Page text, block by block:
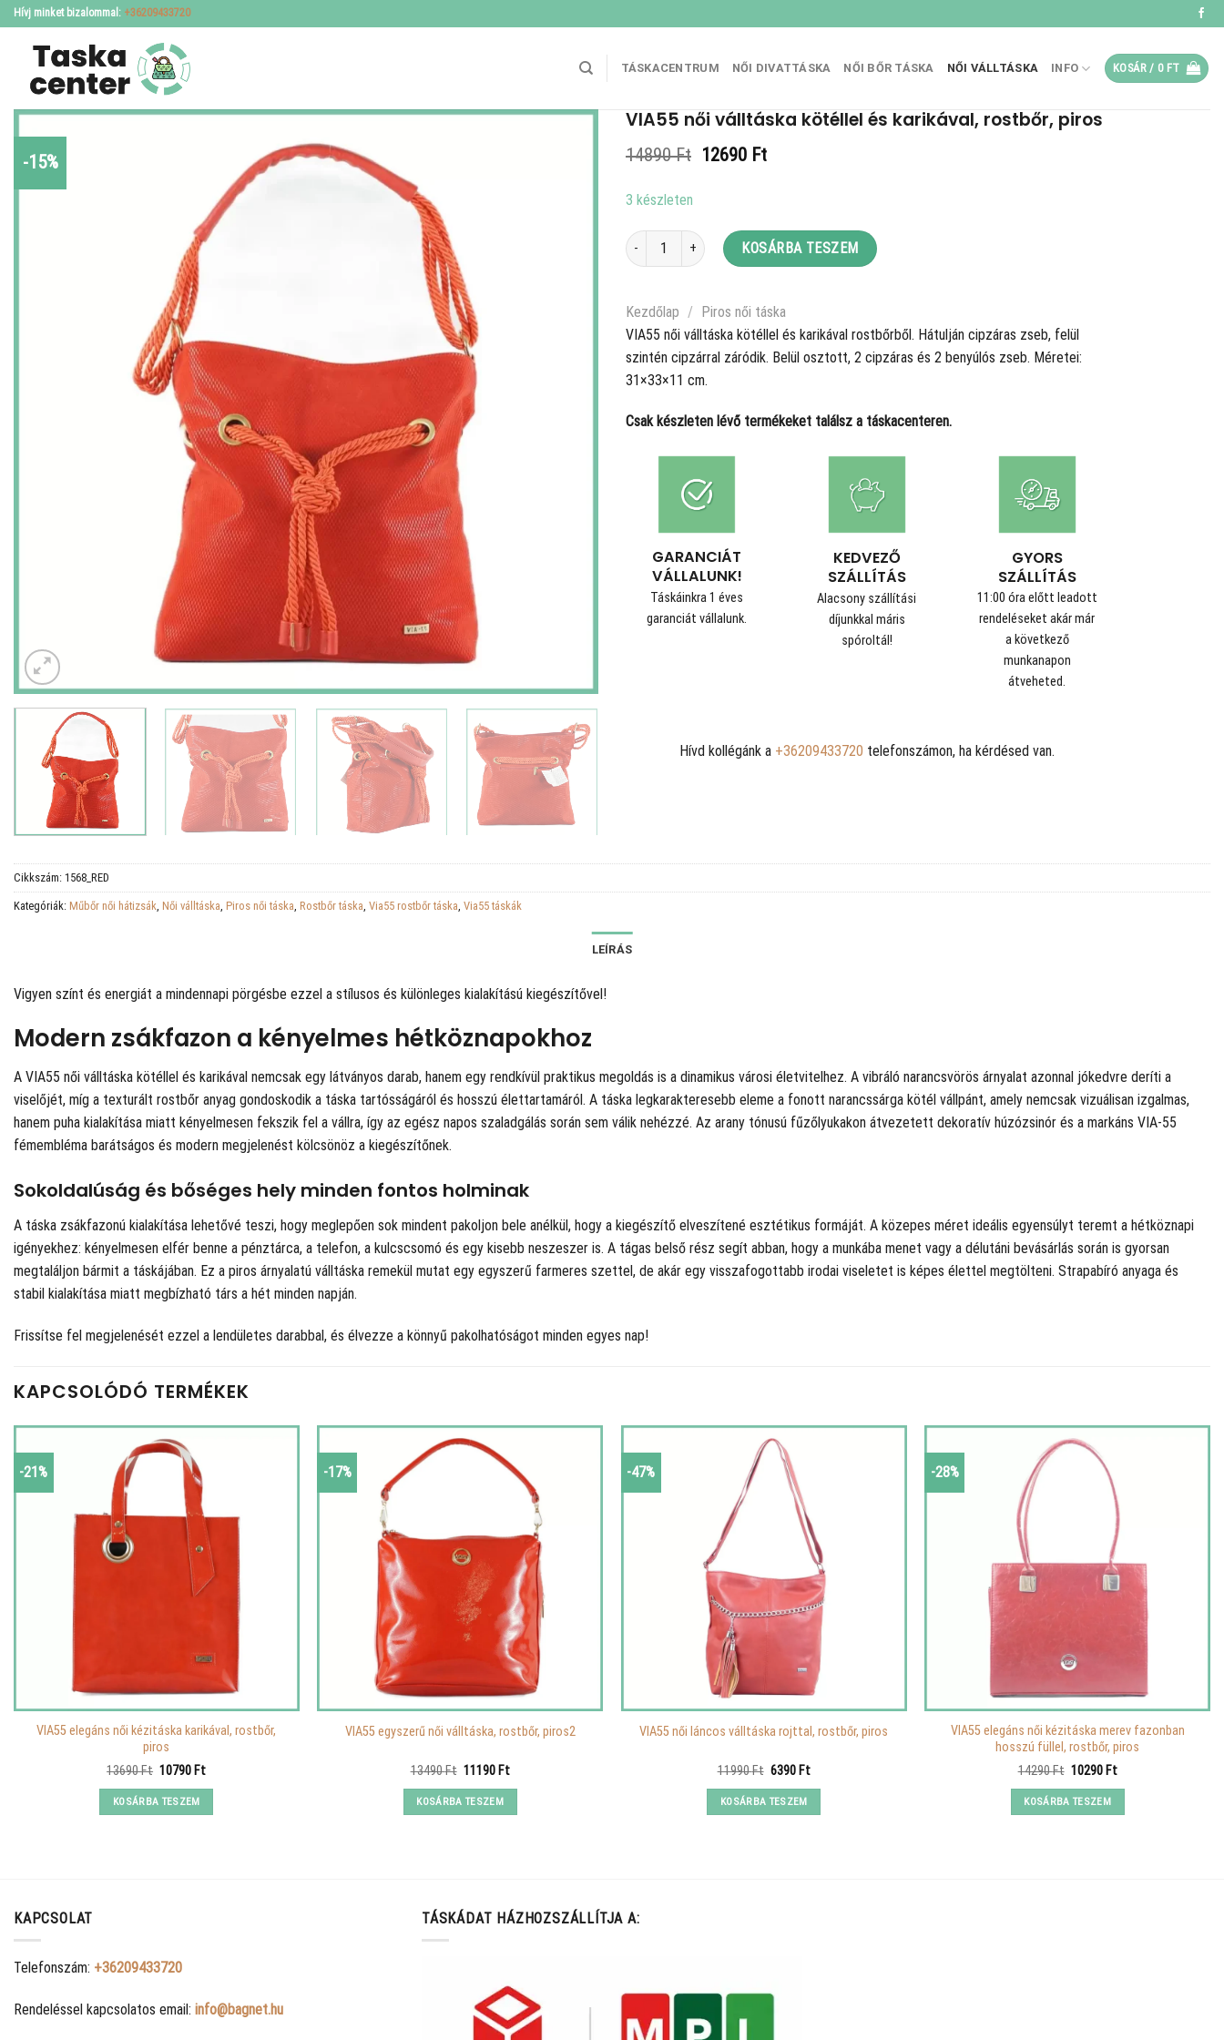
Skip
to
content
Hívj minket bizalommal: +36209433720
TÁSKACENTRUM NŐI DIVATTÁSKA NŐI BŐR TÁSKA NŐI VÁLLTÁSKA INFO KOSÁR / 0 FT
-15%
VIA55 női válltáska kötéllel és karikával, rostbőr, piros
14890Ft Original
12690 FtCurrent
3 készleten
VIA55 női válltáska kötéllel és karikával, rostbőr, piros mennyiség
KOSÁRBA TESZEM
Kezdőlap / Piros női táska
VIA55 női válltáska kötéllel és karikával rostbőrből. Hátulján cipzáras zseb, felül
szintén cipzárral záródik. Belül osztott, 2 cipzáras és 2 benyúlós zseb. Méretei:
31×33×11 cm.
Csak készleten lévő termékeket találsz a táskacenteren.
GARANCIÁT
VÁLLALUNK!
Táskáinkra 1 éves
garanciát vállalunk.
KEDVEZŐ
SZÁLLÍTÁS
Alacsony szállítási
díjunkkal máris
spóroltál!
GYORS
SZÁLLÍTÁS
11:00 óra előtt leadott
rendeléseket akár már
a következő
munkanapon
átveheted.
Hívd kollégánk a +36209433720 telefonszámon, ha kérdésed van.
Cikkszám: 1568_RED
Kategóriák: Műbőr női hátizsák Női válltáska Piros női táska Rostbőr táska Via55 rostbőr táska Via55 táskák
LEÍRÁS
Vigyen színt és energiát a mindennapi pörgésbe ezzel a stílusos és különleges kialakítású kiegészítővel!
Modern zsákfazon a kényelmes hétköznapokhoz
A VIA55 női válltáska kötéllel és karikával nemcsak egy látványos darab, hanem egy rendkívül praktikus megoldás is a dinamikus városi életvitelhez. A vibráló narancsvörös árnyalat azonnal jókedvre deríti a
viselőjét, míg a texturált rostbőr anyag gondoskodik a táska tartósságáról és hosszú élettartamáról. A táska legkarakteresebb eleme a fonott narancssárga kötél vállpánt, amely nemcsak vizuálisan izgalmas,
hanem puha kialakítása miatt kényelmesen fekszik fel a vállra, így az egész napos szaladgálás során sem válik nehézzé. Az arany tónusú fűzőlyukakon átvezetett dekoratív húzózsinór és a markáns VIA-55
fémembléma barátságos és modern megjelenést kölcsönöz a kiegészítőnek.
Sokoldalúság és bőséges hely minden fontos holminak
A táska zsákfazonú kialakítása lehetővé teszi, hogy meglepően sok mindent pakoljon bele anélkül, hogy a kiegészítő elveszítené esztétikus formáját. A közepes méret ideális egyensúlyt teremt a hétköznapi
igényekhez: kényelmesen elfér benne a pénztárca, a telefon, a kulcscsomó és egy kisebb neszeszer is. A tágas belső rész segít abban, hogy a munkába menet vagy a délutáni bevásárlás során is gyorsan
megtaláljon bármit a táskájában. Ez a piros árnyalatú válltáska remekül mutat egy egyszerű farmeres szettel, de akár egy visszafogottabb irodai viseletet is képes élettel megtölteni. Strapabíró anyaga és
stabil kialakítása miatt megbízható társ a hét minden napján.
Frissítse fel megjelenését ezzel a lendületes darabbal, és élvezze a könnyű pakolhatóságot minden egyes nap!
KAPCSOLÓDÓ TERMÉKEK
-21%
VIA55 elegáns női kézitáska karikával, rostbőr,
piros
13690Ft Original
was:
13690 Ft.
10790 FtCurrent
KOSÁRBA TESZEM
-17%
VIA55 egyszerű női válltáska, rostbőr, piros2
13490Ft Original
was:
13490 Ft.
11190 FtCurrent
KOSÁRBA TESZEM
-47%
VIA55 női láncos válltáska rojttal, rostbőr, piros
11990Ft Original
was:
11990 Ft.
6390 FtCurrent
KOSÁRBA TESZEM
-28%
VIA55 elegáns női kézitáska merev fazonban
hosszú füllel, rostbőr, piros
14290Ft Original
was:
14290 Ft.
10290 FtCurrent
KOSÁRBA TESZEM
KAPCSOLAT
Telefonszám: +36209433720
Rendeléssel kapcsolatos email: info@bagnet.hu
TÁSKÁDAT HÁZHOZSZÁLLÍTJA A: